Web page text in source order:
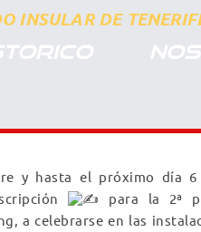
INSULAR DE
y hasta el próximo día
para la 2ª
a celebrarse en las